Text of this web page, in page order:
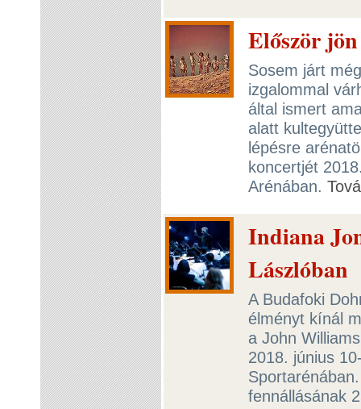
Először
Sosem járt
izgalommal
által ismert
alatt
lépésre
koncertjét
Arénában.
Indiana
Lászlóban
A Budafoki
élményt kínál
a John
2018. június
fennállásának